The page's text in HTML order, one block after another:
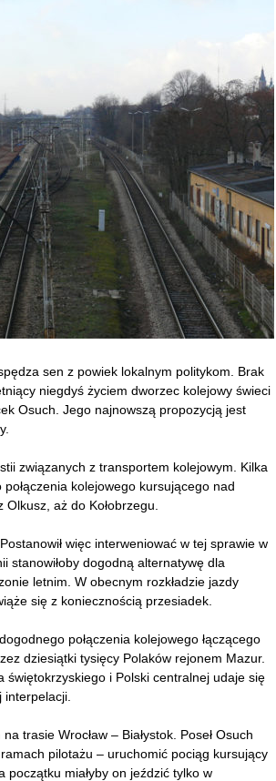
sen z powiek lokalnym politykom. Brak
niegdyś życiem dworzec kolejowy świeci
Osuch. Jego najnowszą propozycją jest
związanych z transportem kolejowym. Kilka
kolejowego kursującego nad
aż do Kołobrzegu.
więc interweniować w tej sprawie w
stanowiłoby dogodną alternatywę dla
letnim. W obecnym rozkładzie jazdy
się z koniecznością przesiadek.
połączenia kolejowego łączącego
dziesiątki tysięcy Polaków rejonem Mazur.
świętokrzyskiego i Polski centralnej udaje się
trasie Wrocław – Białystok. Poseł Osuch
pilotażu – uruchomić pociąg kursujący
początku miałyby on jeździć tylko w